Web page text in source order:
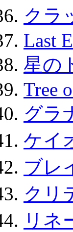
クラ
Last
星の
Tree
グラ
ケイ
ブレ
クリ
リネ